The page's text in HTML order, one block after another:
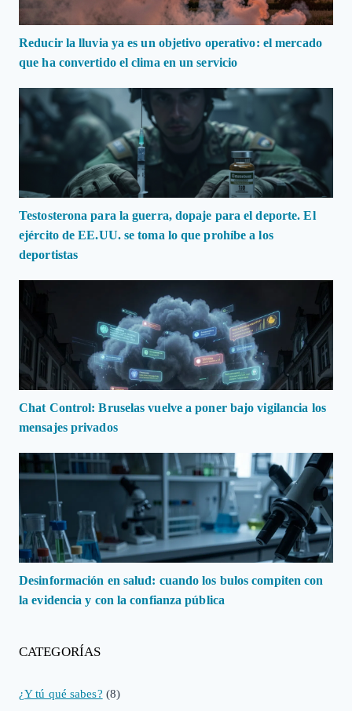
Reducir la lluvia ya es un objetivo operativo: el mercado
que ha convertido el clima en un servicio
Testosterona para la guerra, dopaje para el deporte. El
ejército de EE.UU. se toma lo que prohíbe a los
deportistas
Chat Control: Bruselas vuelve a poner bajo vigilancia los
mensajes privados
Desinformación en salud: cuando los bulos compiten con
la evidencia y con la confianza pública
CATEGORÍAS
¿Y tú qué sabes? (8)